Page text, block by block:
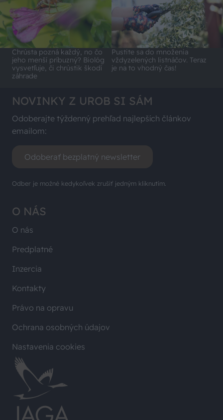
Chrústa pozná každý, no čo
jeho menší príbuzný? Biológ
vysvetľuje, či chrústik škodí
záhrade
Pustite sa do množenia
vždyzelených listnáčov. Teraz
je na to vhodný čas!
O NÁS
O nás
Predplatné
Inzercia
Kontakty
Právo na opravu
Ochrana osobných údajov
Nastavenia cookies
NOVINKY Z UROB SI SÁM
Odoberajte týždenný prehľad najlepších článkov
emailom:
Odoberať bezplatný newsletter
Odber je možné kedykoľvek zrušiť jedným kliknutím.